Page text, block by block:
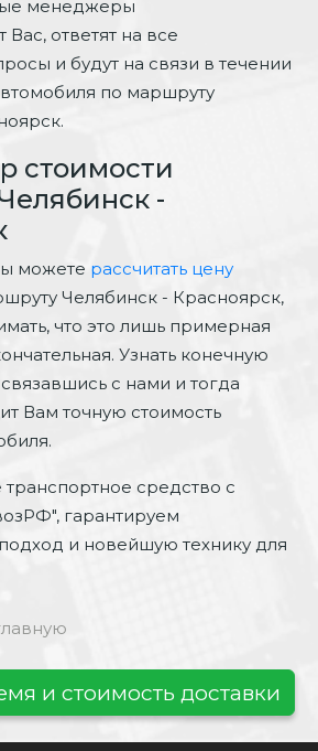
менеджеры
Вас, ответят на все
и будут на связи в течении
по маршруту
стоимости
-
можете рассчитать цену
Челябинск - Красноярск,
что это лишь примерная
Узнать конечную
с нами и тогда
Вам точную стоимость
средство с
гарантируем
и новейшую технику для
и стоимость доставки